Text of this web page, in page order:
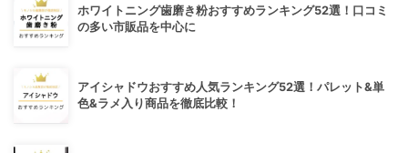
ホワイトニング歯磨き粉おすすめランキング52選！口コミ
の多い市販品を中心に
アイシャドウおすすめ人気ランキング52選！パレット&単
色&ラメ入り商品を徹底比較！